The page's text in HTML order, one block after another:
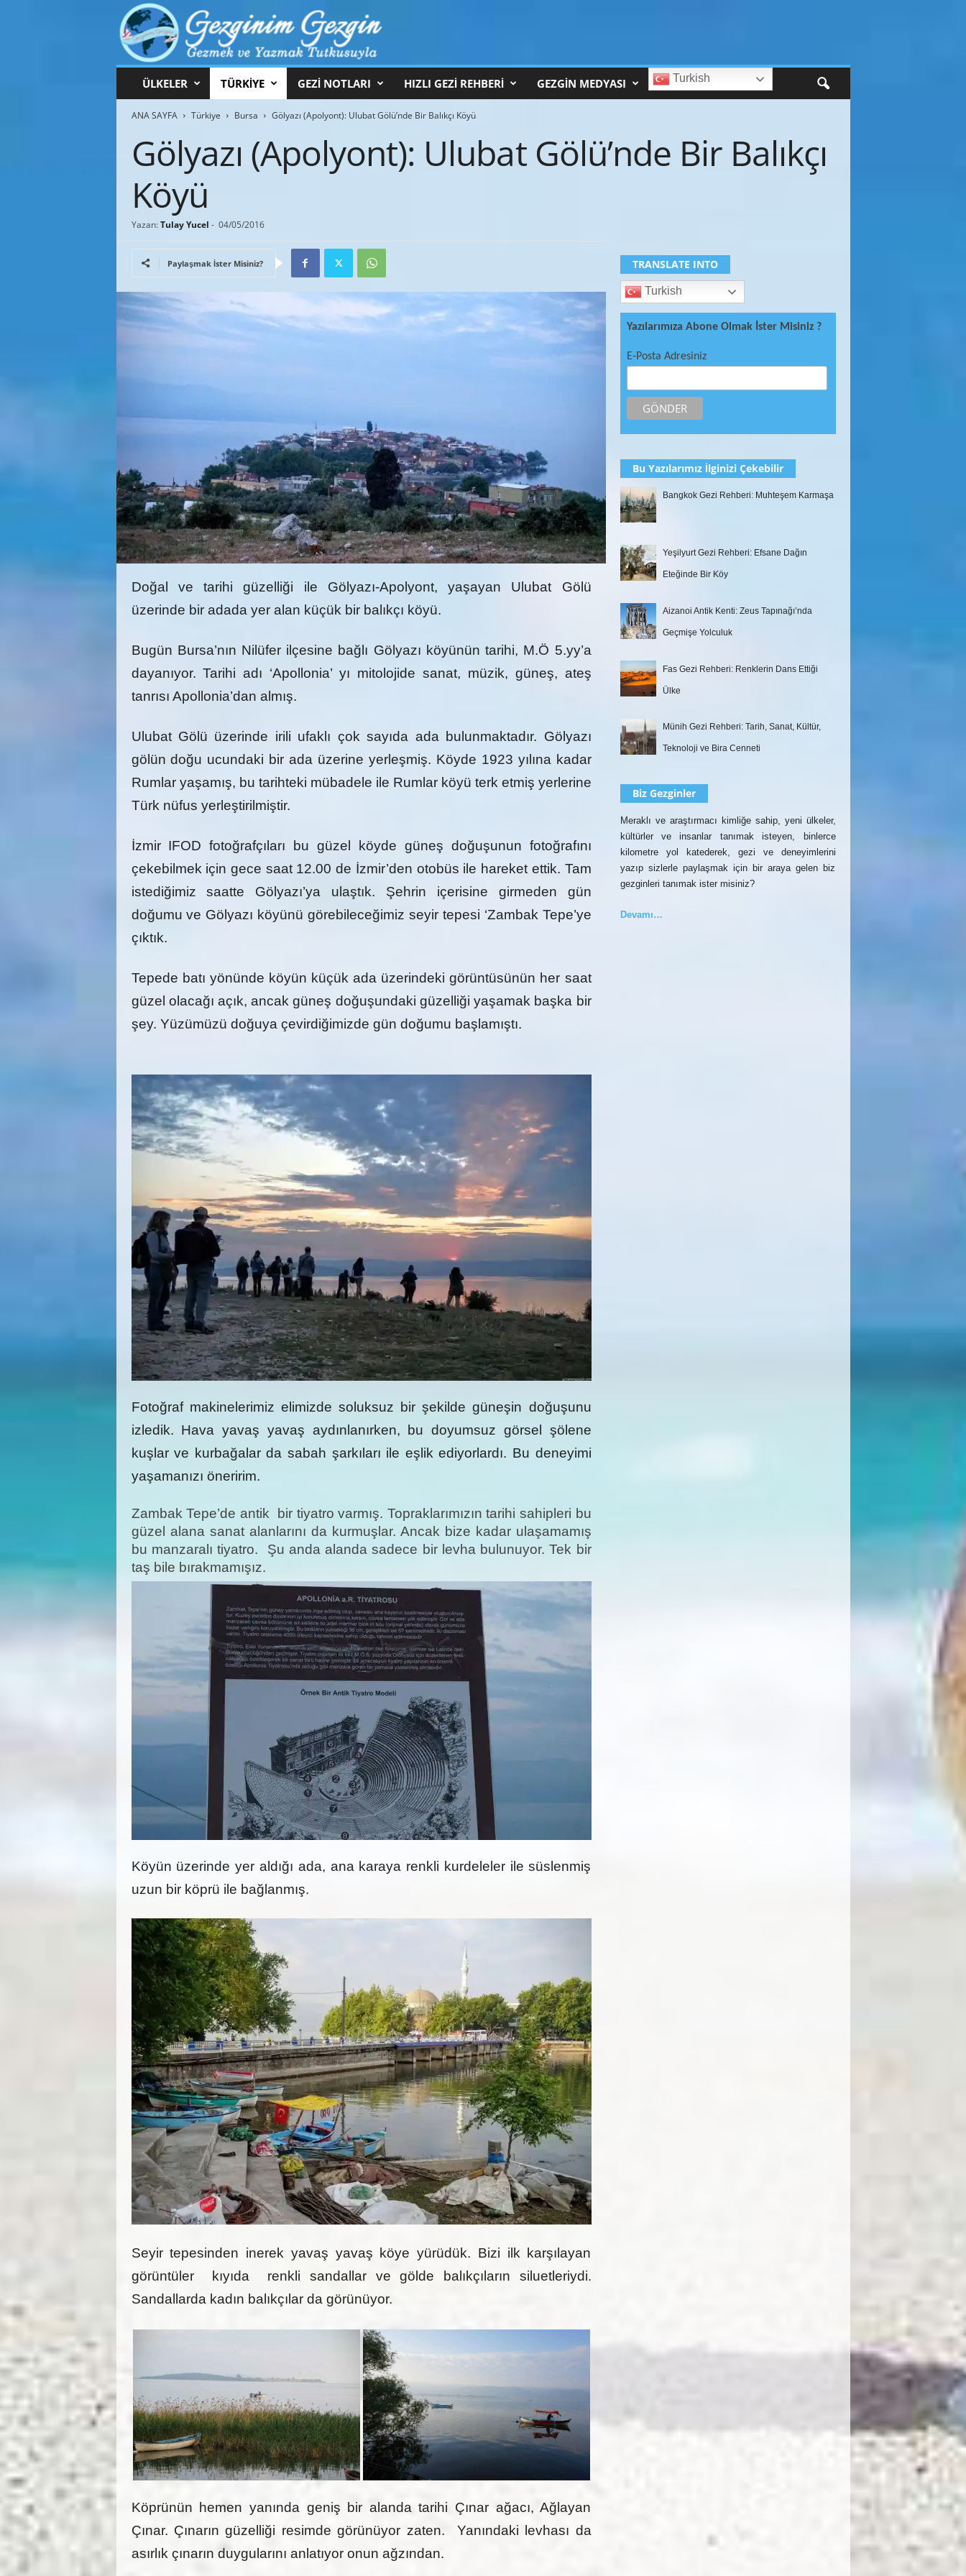
z
ÜLKELER TÜRKİYE GEZİ NOTLARI HIZLI GEZİ REHBERİ GEZGİN MEDYASI Turkish
ANA SAYFA Türkiye Bursa Gölyazı (Apolyont): Ulubat Gölü’nde Bir Balıkçı Köyü
Gölyazı (Apolyont): Ulubat Gölü’nde Bir Balıkçı
Köyü
Yazan: Tulay Yucel - 04/05/2016
Paylaşmak İster Misiniz?
Doğal ve tarihi güzelliği ile Gölyazı-Apolyont, yaşayan Ulubat Gölü
üzerinde bir adada yer alan küçük bir balıkçı köyü.
Bugün Bursa’nın Nilüfer ilçesine bağlı Gölyazı köyünün tarihi, M.Ö 5.yy’a
dayanıyor. Tarihi adı ‘Apollonia’ yı mitolojide sanat, müzik, güneş, ateş
tanrısı Apollonia’dan almış.
Ulubat Gölü üzerinde irili ufaklı çok sayıda ada bulunmaktadır. Gölyazı
gölün doğu ucundaki bir ada üzerine yerleşmiş. Köyde 1923 yılına kadar
Rumlar yaşamış, bu tarihteki mübadele ile Rumlar köyü terk etmiş yerlerine
Türk nüfus yerleştirilmiştir.
İzmir IFOD fotoğrafçıları bu güzel köyde güneş doğuşunun fotoğrafını
çekebilmek için gece saat 12.00 de İzmir’den otobüs ile hareket ettik. Tam
istediğimiz saatte Gölyazı’ya ulaştık. Şehrin içerisine girmeden gün
doğumu ve Gölyazı köyünü görebileceğimiz seyir tepesi ‘Zambak Tepe’ye
çıktık.
Tepede batı yönünde köyün küçük ada üzerindeki görüntüsünün her saat
güzel olacağı açık, ancak güneş doğuşundaki güzelliği yaşamak başka bir
şey. Yüzümüzü doğuya çevirdiğimizde gün doğumu başlamıştı.
Fotoğraf makinelerimiz elimizde soluksuz bir şekilde güneşin doğuşunu
izledik. Hava yavaş yavaş aydınlanırken, bu doyumsuz görsel şölene
kuşlar ve kurbağalar da sabah şarkıları ile eşlik ediyorlardı. Bu deneyimi
yaşamanızı öneririm.
Zambak Tepe’de antik bir tiyatro varmış. Topraklarımızın tarihi sahipleri bu
güzel alana sanat alanlarını da kurmuşlar. Ancak bize kadar ulaşamamış
bu manzaralı tiyatro. Şu anda alanda sadece bir levha bulunuyor. Tek bir
taş bile bırakmamışız.
Köyün üzerinde yer aldığı ada, ana karaya renkli kurdeleler ile süslenmiş
uzun bir köprü ile bağlanmış.
Seyir tepesinden inerek yavaş yavaş köye yürüdük. Bizi ilk karşılayan
görüntüler kıyıda renkli sandallar ve gölde balıkçıların siluetleriydi.
Sandallarda kadın balıkçılar da görünüyor.
Köprünün hemen yanında geniş bir alanda tarihi Çınar ağacı, Ağlayan
Çınar. Çınarın güzelliği resimde görünüyor zaten. Yanındaki levhası da
asırlık çınarın duygularını anlatıyor onun ağzından.
TRANSLATE INTO
Turkish
Yazılarımıza Abone Olmak İster Misiniz ?
E-Posta Adresiniz
Bu Yazılarımız İlginizi Çekebilir
Bangkok Gezi Rehberi: Muhteşem Karmaşa
Yeşilyurt Gezi Rehberi: Efsane Dağın
Eteğinde Bir Köy
Aizanoi Antik Kenti: Zeus Tapınağı’nda
Geçmişe Yolculuk
Fas Gezi Rehberi: Renklerin Dans Ettiği
Ülke
Münih Gezi Rehberi: Tarih, Sanat, Kültür,
Teknoloji ve Bira Cenneti
Biz Gezginler
Meraklı ve araştırmacı kimliğe sahip, yeni ülkeler,
kültürler ve insanlar tanımak isteyen, binlerce
kilometre yol katederek, gezi ve deneyimlerini
yazıp sizlerle paylaşmak için bir araya gelen biz
gezginleri tanımak ister misiniz?
Devamı…